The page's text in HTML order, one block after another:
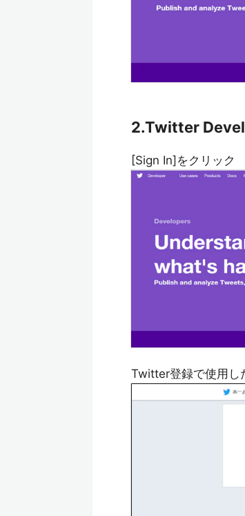
2.Twitter
[Sign In]をクリック
Twitter登録で使用し